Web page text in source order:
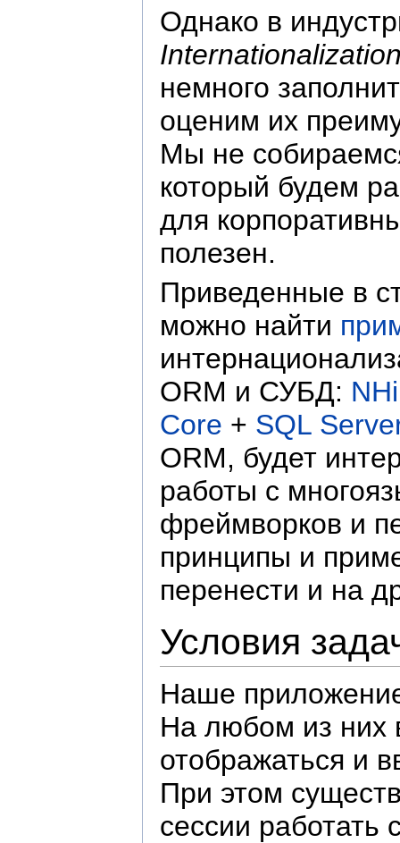
Однако в
немного
оценим их
Мы не
который будем
для
полезен.
Приведенные в
можно найти
ORM и СУБД:
Core + SQL
ORM, будет
работы с
фреймворков и
принципы и
перенести и на
Условия
Наше
На любом из них
отображаться и
При этом
сессии работать